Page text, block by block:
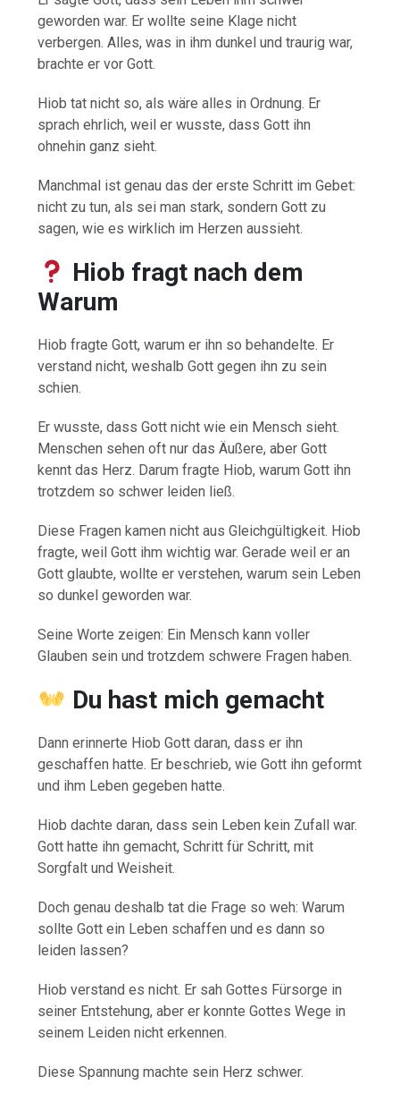
geworden war. Er wollte seine Klage nicht
verbergen. Alles, was in ihm dunkel und traurig war,
brachte er vor Gott.
Hiob tat nicht so, als wäre alles in Ordnung. Er
sprach ehrlich, weil er wusste, dass Gott ihn
ohnehin ganz sieht.
Manchmal ist genau das der erste Schritt im Gebet:
nicht zu tun, als sei man stark, sondern Gott zu
sagen, wie es wirklich im Herzen aussieht.
Hiob fragt nach dem
Warum
Hiob fragte Gott, warum er ihn so behandelte. Er
verstand nicht, weshalb Gott gegen ihn zu sein
schien.
Er wusste, dass Gott nicht wie ein Mensch sieht.
Menschen sehen oft nur das Äußere, aber Gott
kennt das Herz. Darum fragte Hiob, warum Gott ihn
trotzdem so schwer leiden ließ.
Diese Fragen kamen nicht aus Gleichgültigkeit. Hiob
fragte, weil Gott ihm wichtig war. Gerade weil er an
Gott glaubte, wollte er verstehen, warum sein Leben
so dunkel geworden war.
Seine Worte zeigen: Ein Mensch kann voller
Glauben sein und trotzdem schwere Fragen haben.
Du hast mich gemacht
Dann erinnerte Hiob Gott daran, dass er ihn
geschaffen hatte. Er beschrieb, wie Gott ihn geformt
und ihm Leben gegeben hatte.
Hiob dachte daran, dass sein Leben kein Zufall war.
Gott hatte ihn gemacht, Schritt für Schritt, mit
Sorgfalt und Weisheit.
Doch genau deshalb tat die Frage so weh: Warum
sollte Gott ein Leben schaffen und es dann so
leiden lassen?
Hiob verstand es nicht. Er sah Gottes Fürsorge in
seiner Entstehung, aber er konnte Gottes Wege in
seinem Leiden nicht erkennen.
Diese Spannung machte sein Herz schwer.